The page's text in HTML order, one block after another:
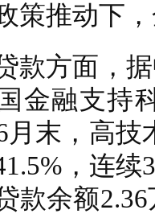
推动下，
方面，据
金融支持
月末，高
，连
款余额